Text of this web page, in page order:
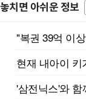
놓치면 아쉬운 정보